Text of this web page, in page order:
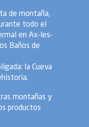
de montaña,
todo el
en Ax-les-
Baños de
la Cueva
montañas y
productos